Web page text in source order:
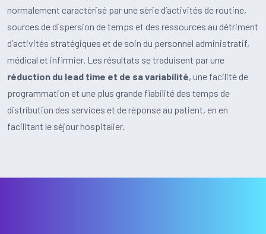
normalement caractérisé par une série d’activités de routine,
sources de dispersion de temps et des ressources au détriment
d’activités stratégiques et de soin du personnel administratif,
médical et infirmier. Les résultats se traduisent par une
réduction du lead time et de sa variabilité, une facilité de
programmation et une plus grande fiabilité des temps de
distribution des services et de réponse au patient, en en
facilitant le séjour hospitalier.